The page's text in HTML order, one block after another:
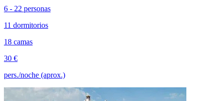
6 - 22 personas
11 dormitorios
18 camas
30 €
pers./noche (aprox.)